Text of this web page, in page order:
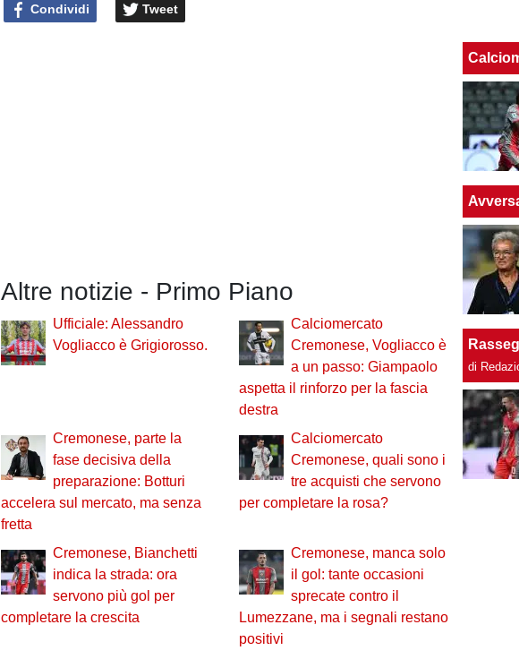
Condividi Tweet
Altre notizie - Primo Piano
Ufficiale: Alessandro
Vogliacco è Grigiorosso.
Calciomercato
Cremonese, Vogliacco è
a un passo: Giampaolo
aspetta il rinforzo per la fascia
destra
Cremonese, parte la
fase decisiva della
preparazione: Botturi
accelera sul mercato, ma senza
fretta
Calciomercato
Cremonese, quali sono i
tre acquisti che servono
per completare la rosa?
Cremonese, Bianchetti
indica la strada: ora
servono più gol per
completare la crescita
Cremonese, manca solo
il gol: tante occasioni
sprecate contro il
Lumezzane, ma i segnali restano
positivi
di